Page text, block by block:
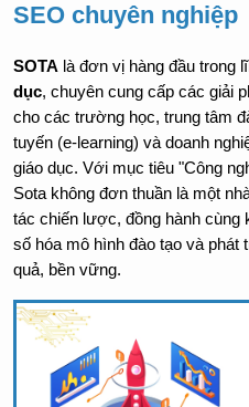
SEO chuyên nghiệp
SOTA là đơn vị hàng đầu trong
dục, chuyên cung cấp các giải
cho các trường học, trung tâm
tuyến (e-learning) và doanh
giáo dục. Với mục tiêu "Công
Sota không đơn thuần là một
tác chiến lược, đồng hành cùng
số hóa mô hình đào tạo và phát
quả, bền vững.